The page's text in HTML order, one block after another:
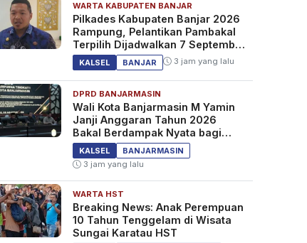
WARTA KABUPATEN BANJAR
Pilkades Kabupaten Banjar 2026
Rampung, Pelantikan Pambakal
Terpilih Dijadwalkan 7 September
2026
KALSEL BANJAR 3 jam yang lalu
DPRD BANJARMASIN
Wali Kota Banjarmasin M Yamin
Janji Anggaran Tahun 2026
Bakal Berdampak Nyata bagi
Masyarakat&nbsp;
KALSEL
BANJARMASIN
3 jam yang lalu
WARTA HST
Breaking News: Anak Perempuan
10 Tahun Tenggelam di Wisata
Sungai Karatau HST